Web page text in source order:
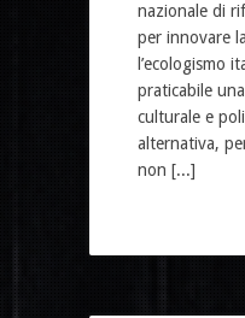
nazionale di
per innovare
l’ecologismo
praticabile
culturale e
alternativa,
non [...]